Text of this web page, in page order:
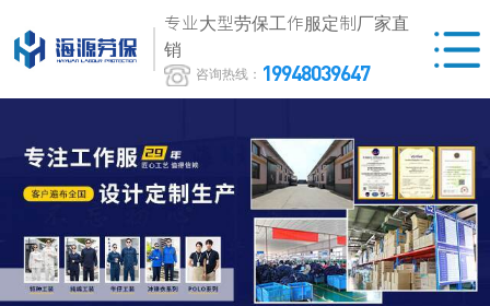
专业大型劳保工作服定制厂家直
销
咨询热线： 19948039647